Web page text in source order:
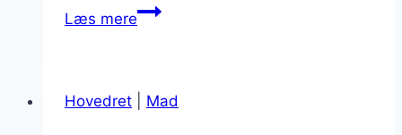
Læs mereOssobuco
romantisk
Hovedret Mad